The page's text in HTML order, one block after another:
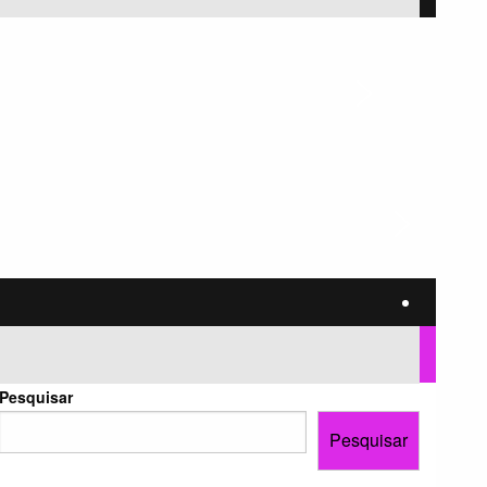
Pesquisar
Pesquisar